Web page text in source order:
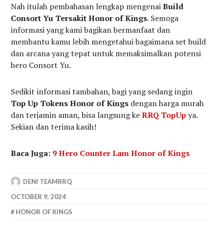
Nah itulah pembahasan lengkap mengenaiBuild
Consort Yu Tersakit Honor of Kings. Semoga
informasi yang kami bagikan bermanfaat dan
membantu kamu lebih mengetahui bagaimana set build
dan arcana yang tepat untuk memaksimalkan potensi
hero Consort Yu.
Sedikit informasi tambahan, bagi yang sedang ingin
Top Up Tokens Honor of Kings dengan harga murah
dan terjamin aman, bisa langsung keRRQ TopUp ya.
Sekian dan terima kasih!
Baca Juga: 9 Hero Counter Lam Honor of Kings
DENI TEAMRRQ
OCTOBER 9, 2024
HONOR OF KINGS